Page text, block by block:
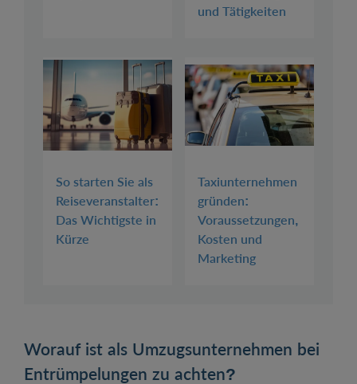
und Tätigkeiten
So starten Sie als
Reiseveranstalter:
Das Wichtigste in
Kürze
Taxiunternehmen
gründen:
Voraussetzungen,
Kosten und
Marketing
Worauf ist als Umzugsunternehmen bei
Entrümpelungen zu achten?